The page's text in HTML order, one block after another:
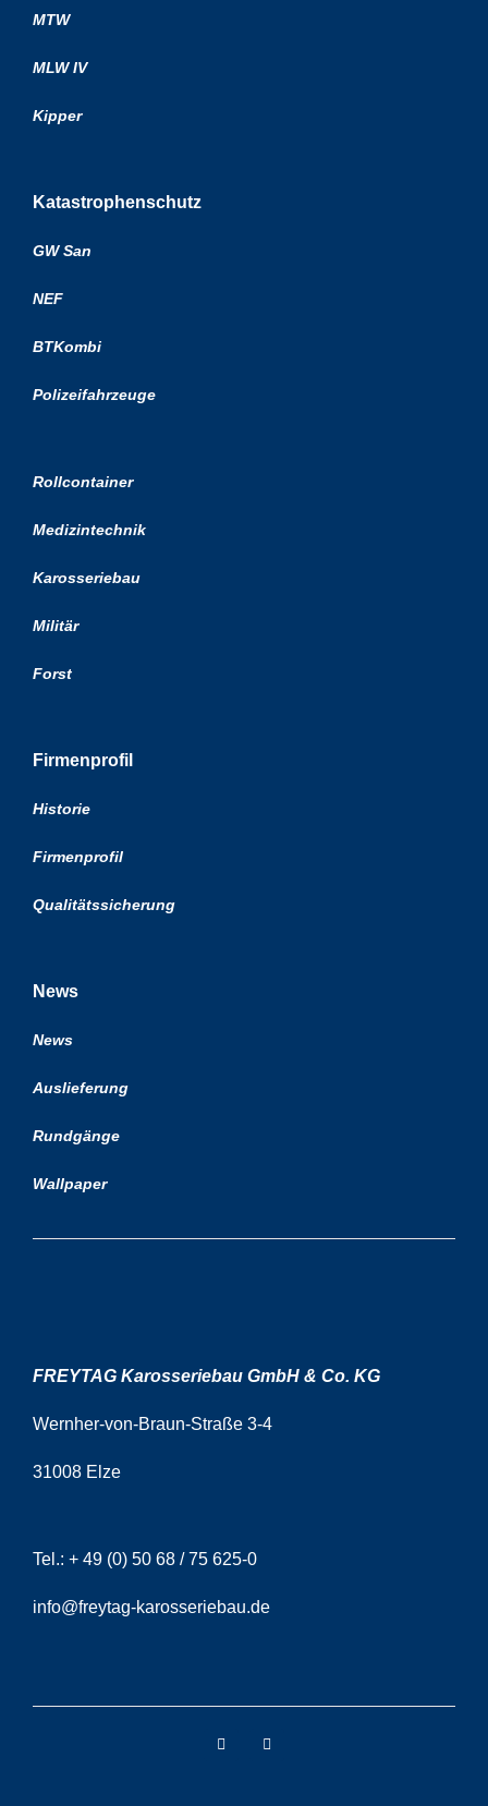
MTW
MLW IV
Kipper
Katastrophenschutz
GW San
NEF
BTKombi
Polizeifahrzeuge
Rollcontainer
Medizintechnik
Karosseriebau
Militär
Forst
Firmenprofil
Historie
Firmenprofil
Qualitätssicherung
News
News
Auslieferung
Rundgänge
Wallpaper
FREYTAG Karosseriebau GmbH & Co. KG
Wernher-von-Braun-Straße 3-4
31008 Elze
Tel.: + 49 (0) 50 68 / 75 625-0
info@freytag-karosseriebau.de